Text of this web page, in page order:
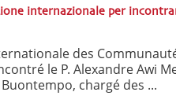
internazionale per
des
le P. Alexandre Awi
chargé des ...